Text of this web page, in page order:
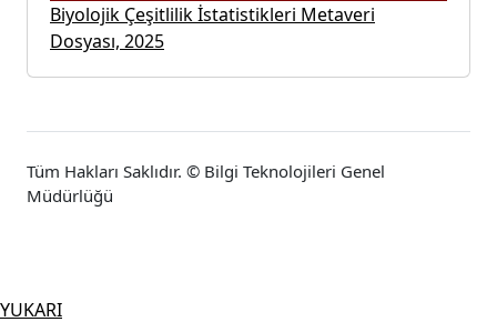
Biyolojik Çeşitlilik İstatistikleri Metaveri
Dosyası, 2025
Tüm Hakları Saklıdır. © Bilgi Teknolojileri Genel
Müdürlüğü
YUKARI